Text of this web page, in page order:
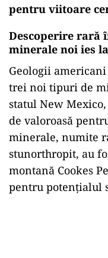
pentru viitoare
Descoperire rară
minerale noi ies
Geologii
trei noi tipuri de
statul New
de valoroasă
minerale, numite
stunorthropit, au
montană Cookes
pentru potențialul